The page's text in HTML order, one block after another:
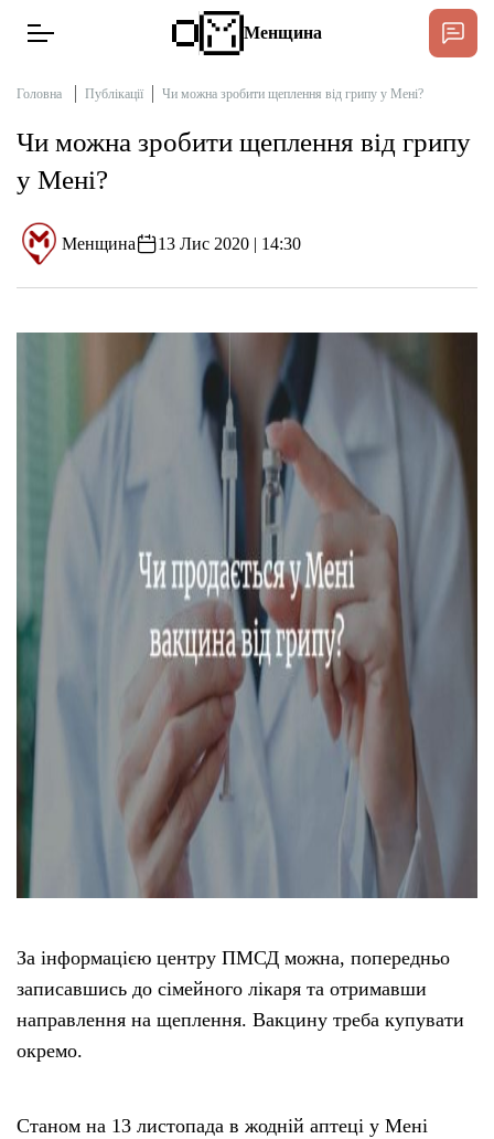
Новини
Інтерв’ю
Про нас
Підтримати «місцевих»
Редакційна політика
Менщина
Головна Публікації Чи можна зробити щеплення від грипу у Мені?
Чи можна зробити щеплення від грипу
у Мені?
Менщина 13 Лис 2020 | 14:30
За інформацією центру ПМСД можна, попередньо
записавшись до сімейного лікаря та отримавши
направлення на щеплення. Вакцину треба купувати
окремо.
Станом на 13 листопада в жодній аптеці у Мені